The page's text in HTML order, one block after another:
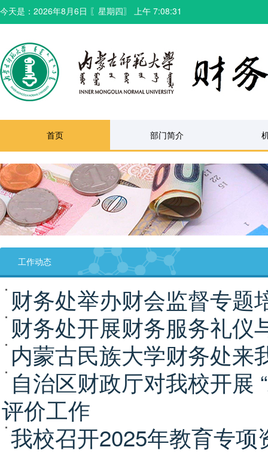
今天是： 2026年8月6日 〖 星期四〗 上午 7:08:32
首页 部门简介
工作动态
财务处举办财会监督专题
财务处开展财务服务礼仪
内蒙古民族大学财务处来
自治区财政厅对我校开展
评价工作
我校召开2025年教育专